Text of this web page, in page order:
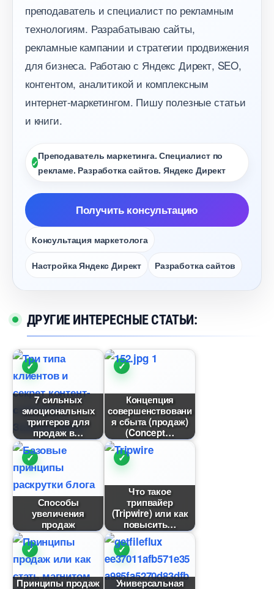
преподаватель и специалист по рекламным
технологиям. Разрабатываю сайты,
рекламные кампании и стратегии продвижения
для бизнеса. Работаю с Яндекс Директ, SEO,
контентом, аналитикой и комплексным
интернет-маркетингом. Пишу полезные статьи
и книги.
Преподаватель маркетинга. Специалист по
рекламе. Разработка сайтов. Яндекс Директ
Получить консультацию
Консультация маркетолога
Настройка Яндекс Директ Разработка сайто
ДРУГИЕ ИНТЕРЕСНЫЕ СТАТЬИ:
7 сильных
эмоциональных
триггеров для
продаж
Концепция
совершенствовани
я сбыта (продаж)
(Concept
Способы
увеличения
продаж
Что такое
трипвайер
(Tripwire) или как
повысить
Принципы продаж
Универсальная